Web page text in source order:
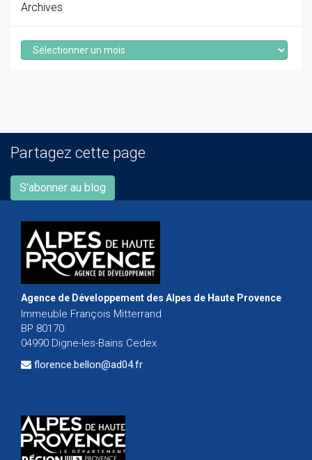
Archives
Archives
Partagez cette page
S'abonner au blog
Agence de Développement des Alpes de Haute Provence
Immeuble François Mitterrand
BP 80170
04990 Digne-les-Bains Cedex
florence.bellon@ad04.fr